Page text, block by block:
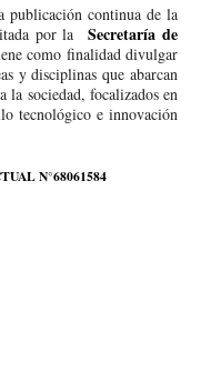
publicación continua de la
por laSecretaría de
como finalidad divulgar
y disciplinas que abarcan
la sociedad, focalizados en
tecnológico e innovación
N°68061584